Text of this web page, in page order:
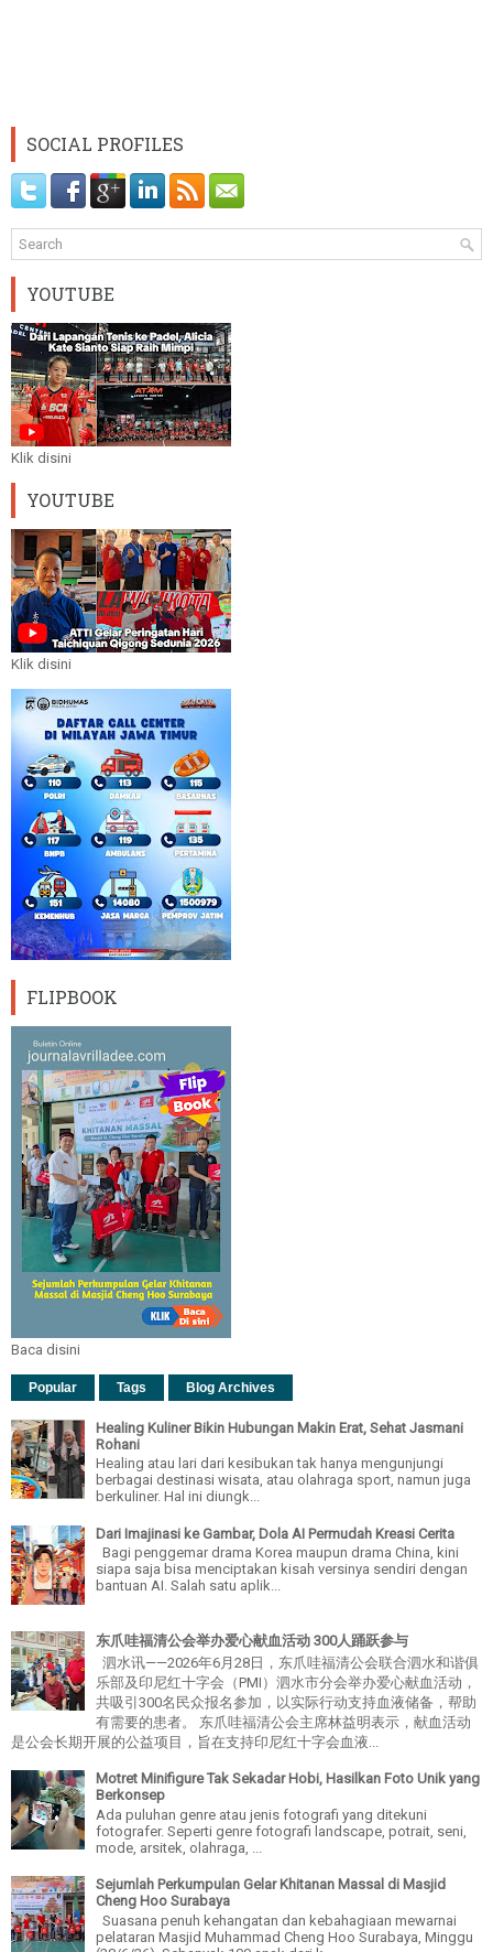
SOCIAL PROFILES
YOUTUBE
Klik disini
YOUTUBE
Klik disini
FLIPBOOK
Baca disini
Popular Tags Blog Archives
Healing Kuliner Bikin Hubungan Makin Erat, Sehat Jasmani
Rohani
Healing atau lari dari kesibukan tak hanya mengunjungi
berbagai destinasi wisata, atau olahraga sport, namun juga
berkuliner. Hal ini diungk...
Dari Imajinasi ke Gambar, Dola AI Permudah Kreasi Cerita
Bagi penggemar drama Korea maupun drama China, kini
siapa saja bisa menciptakan kisah versinya sendiri dengan
bantuan AI. Salah satu aplik...
东爪哇福清公会举办爱心献血活动 300人踊跃参与
泗水讯——2026年6月28日，东爪哇福清公会联合泗水和谐俱
乐部及印尼红十字会（PMI）泗水市分会举办爱心献血活动，
共吸引300名民众报名参加，以实际行动支持血液储备，帮助
有需要的患者。 东爪哇福清公会主席林益明表示，献血活动
是公会长期开展的公益项目，旨在支持印尼红十字会血液...
Motret Minifigure Tak Sekadar Hobi, Hasilkan Foto Unik yang
Berkonsep
Ada puluhan genre atau jenis fotografi yang ditekuni
fotografer. Seperti genre fotografi landscape, potrait, seni,
mode, arsitek, olahraga, ...
Sejumlah Perkumpulan Gelar Khitanan Massal di Masjid
Cheng Hoo Surabaya
Suasana penuh kehangatan dan kebahagiaan mewarnai
pelataran Masjid Muhammad Cheng Hoo Surabaya, Minggu